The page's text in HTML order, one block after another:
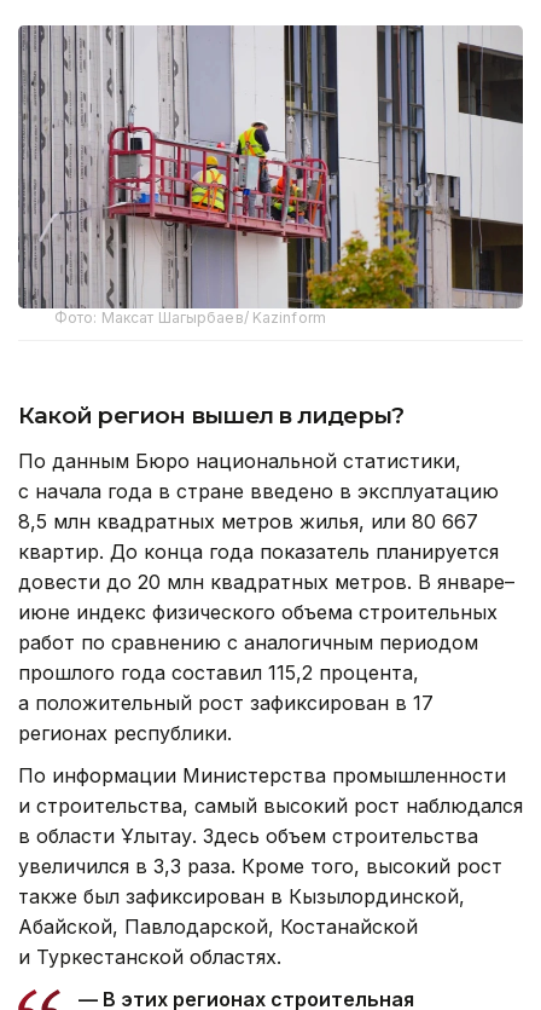
Фото: Максат Шагырбаев/ Kazinform
Какой регион вышел в лидеры?
По данным Бюро национальной статистики,
с начала года в стране введено в эксплуатацию
8,5 млн квадратных метров жилья, или 80 667
квартир. До конца года показатель планируется
довести до 20 млн квадратных метров. В январе–
июне индекс физического объема строительных
работ по сравнению с аналогичным периодом
прошлого года составил 115,2 процента,
а положительный рост зафиксирован в 17
регионах республики.
По информации Министерства промышленности
и строительства, самый высокий рост наблюдался
в области Ұлытау. Здесь объем строительства
увеличился в 3,3 раза. Кроме того, высокий рост
также был зафиксирован в Кызылординской,
Абайской, Павлодарской, Костанайской
и Туркестанской областях.
— В этих регионах строительная